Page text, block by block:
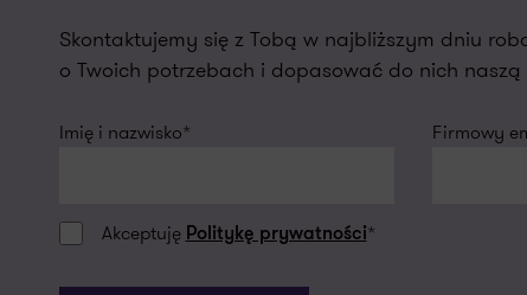
Skontaktujemy się z Tobą w najbliższym dniu
o Twoich potrzebach i dopasować do nich naszą
Imię i nazwisko* Firmowy
Akceptuję Politykę prywatności*